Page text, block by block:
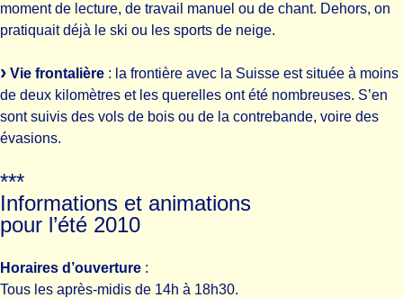
moment de lecture, de travail manuel ou de chant. Dehors, on
pratiquait déjà le ski ou les sports de neige.
Vie frontalière : la frontière avec la Suisse est située à moins
de deux kilomètres et les querelles ont été nombreuses. S’en
sont suivis des vols de bois ou de la contrebande, voire des
évasions.
***
Informations et animations
pour l’été 2010
Horaires d’ouverture :
Tous les après-midis de 14h à 18h30.